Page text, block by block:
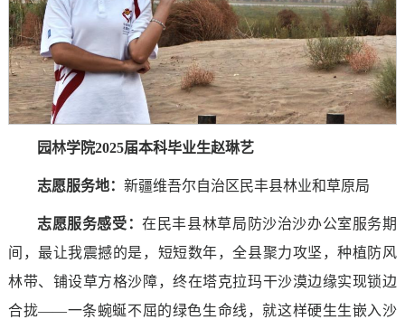
园林学院2025届本科毕业生赵琳艺
志愿服务地： 新疆维吾尔自治区民丰县林业和草原局
志愿服务感受 ：在民丰县林草局防沙治沙办公室服务期
间，最让我震撼的是，短短数年，全县聚力攻坚，种植防风
林带、铺设草方格沙障，终在塔克拉玛干沙漠边缘实现锁边
合拢——一条蜿蜒不屈的绿色生命线，就这样硬生生嵌入沙